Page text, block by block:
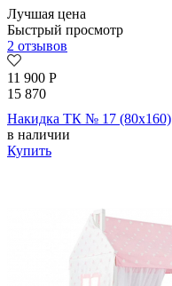
Лучшая цена
Быстрый просмотр
2 отзывов
11 900 Р
15 870
Накидка ТК № 17 (80х160)
в наличии
Купить